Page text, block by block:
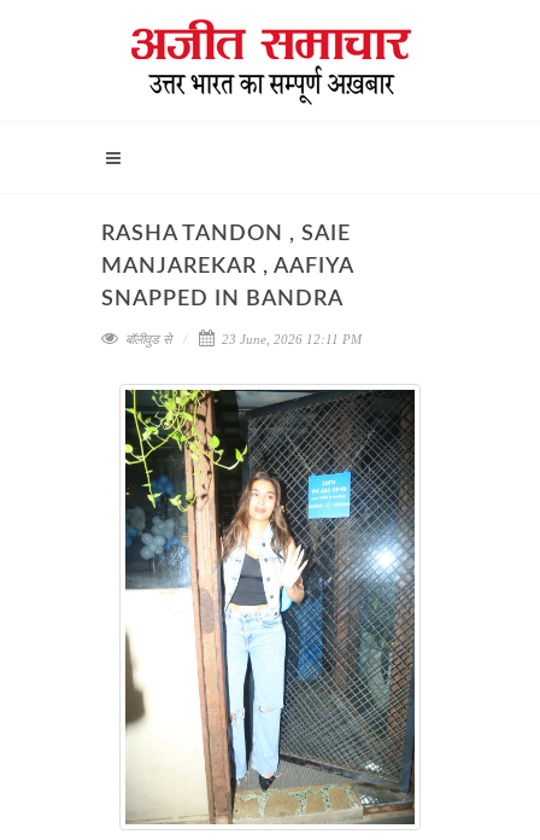
RASHA TANDON , SAIE
MANJAREKAR , AAFIYA
SNAPPED IN BANDRA
बॉलीवुड से 23 June, 2026 12:11 PM